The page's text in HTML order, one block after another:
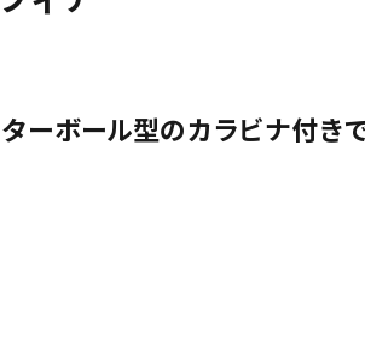
ーボール型のカラビナ付き